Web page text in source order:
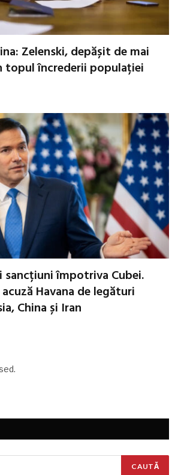
Zelenski, depășit de mai
topul încrederii populației
sancțiuni împotriva Cubei.
Havana de legături
China și Iran